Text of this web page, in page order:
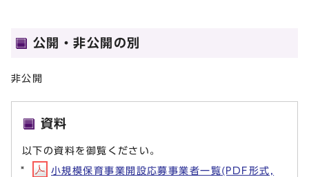
公開・非公開の別
非公開
資料
以下の資料を御覧ください。
小規模保育事業開設応募事業者一覧(PDF形式,